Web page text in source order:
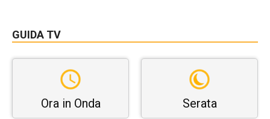
GUIDA TV
Ora in Onda Serata